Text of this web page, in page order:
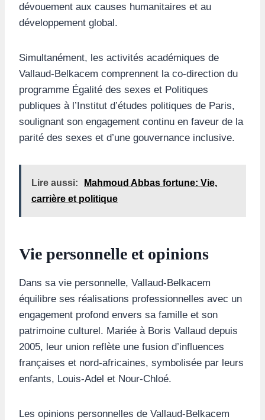
dévouement aux causes humanitaires et au
développement global.
Simultanément, les activités académiques de
Vallaud-Belkacem comprennent la co-direction du
programme Égalité des sexes et Politiques
publiques à l’Institut d’études politiques de Paris,
soulignant son engagement continu en faveur de la
parité des sexes et d’une gouvernance inclusive.
Lire aussi:
Mahmoud Abbas fortune: Vie,
carrière et politique
Vie personnelle et opinions
Dans sa vie personnelle, Vallaud-Belkacem
équilibre ses réalisations professionnelles avec un
engagement profond envers sa famille et son
patrimoine culturel. Mariée à Boris Vallaud depuis
2005, leur union reflète une fusion d’influences
françaises et nord-africaines, symbolisée par leurs
enfants, Louis-Adel et Nour-Chloé.
Les opinions personnelles de Vallaud-Belkacem